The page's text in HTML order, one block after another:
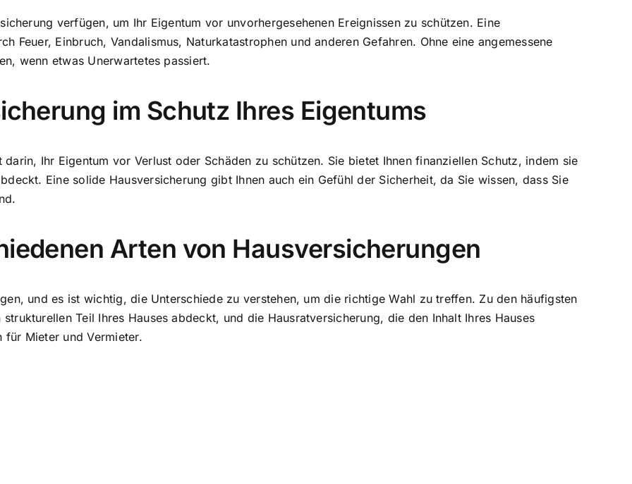
verfügen, um Ihr Eigentum vor unvorhergesehenen Ereignissen zu schützen. Eine
Feuer, Einbruch, Vandalismus, Naturkatastrophen und anderen Gefahren. Ohne eine angemessene
wenn etwas Unerwartetes passiert.
im Schutz Ihres Eigentums
Ihr Eigentum vor Verlust oder Schäden zu schützen. Sie bietet Ihnen finanziellen Schutz, indem sie
Eine solide Hausversicherung gibt Ihnen auch ein Gefühl der Sicherheit, da Sie wissen, dass Sie
Arten von Hausversicherungen
und es ist wichtig, die Unterschiede zu verstehen, um die richtige Wahl zu treffen. Zu den häufigsten
Teil Ihres Hauses abdeckt, und die Hausratversicherung, die den Inhalt Ihres Hauses
für Mieter und Vermieter.